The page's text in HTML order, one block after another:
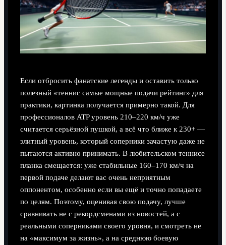
Если отбросить фанатские легенды и оставить только
полезный «теннис самые мощные подачи рейтинг» для
практики, картинка получается примерно такой. Для
профессионалов ATP уровень 210–220 км/ч уже
считается серьёзной пушкой, а всё что ближе к 230+ —
элитный уровень, который соперники зачастую даже не
пытаются активно принимать. В любительском теннисе
планка смещается: уже стабильные 160–170 км/ч на
первой подаче делают вас очень неприятным
оппонентом, особенно если вы ещё и точно попадаете
по целям. Поэтому, оценивая свою подачу, лучше
сравнивать не с рекордсменами из новостей, а с
реальными соперниками своего уровня, и смотреть не
на «максимум за жизнь», а на среднюю боевую